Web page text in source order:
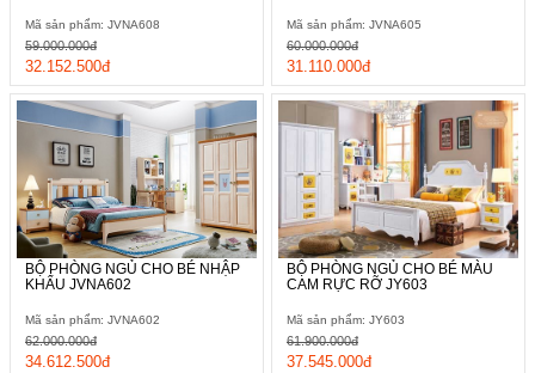
Mã sản phẩm: JVNA608
32.152.500đ
59.000.000đ
Mã sản phẩm: JVNA605
31.110.000đ
60.000.000đ
BỘ PHÒNG NGỦ CHO BÉ NHẬP
KHẨU JVNA602
Mã sản phẩm: JVNA602
34.612.500đ
62.000.000đ
BỘ PHÒNG NGỦ CHO BÉ MÀU
CAM RỰC RỠ JY603
Mã sản phẩm: JY603
37.545.000đ
61.900.000đ